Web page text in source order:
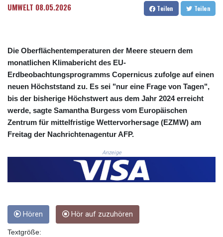
COP 3633.55485
CVE 110.26363
CZK 24.258158
DJF 205.267449
DKK 7.477932
DOP 67.289164
DZD 152.967099
EGP 57.380687
FJD 2.553384
FKP 0.8566
GBP 0.858527
GEL 3.017966
GHS 13.526832
GIP 0.8566
UMWELT 08.05.2026 Teilen Teilen
Die Oberflächentemperaturen der Meere steuern dem
monatlichen Klimabericht des EU-
Erdbeobachtungsprogramms Copernicus zufolge auf einen
neuen Höchststand zu. Es sei "nur eine Frage von Tagen",
bis der bisherige Höchstwert aus dem Jahr 2024 erreicht
werde, sagte Samantha Burgess vom Europäischen
Zentrum für mittelfristige Wettervorhersage (EZMW) am
Freitag der Nachrichtenagentur AFP.
Anzeige
Hören Hör auf zuzuhören
Textgröße: